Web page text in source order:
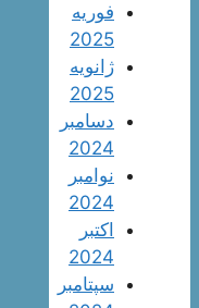
فوریه
2025
ژانویه
2025
دسامبر
2024
نوامبر
2024
اکتبر
2024
سپتامبر